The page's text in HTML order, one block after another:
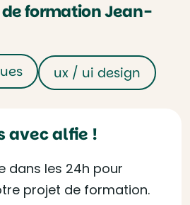
de formation Jean-
ux / ui design
avec alfie !
dans les 24h pour
projet de formation.